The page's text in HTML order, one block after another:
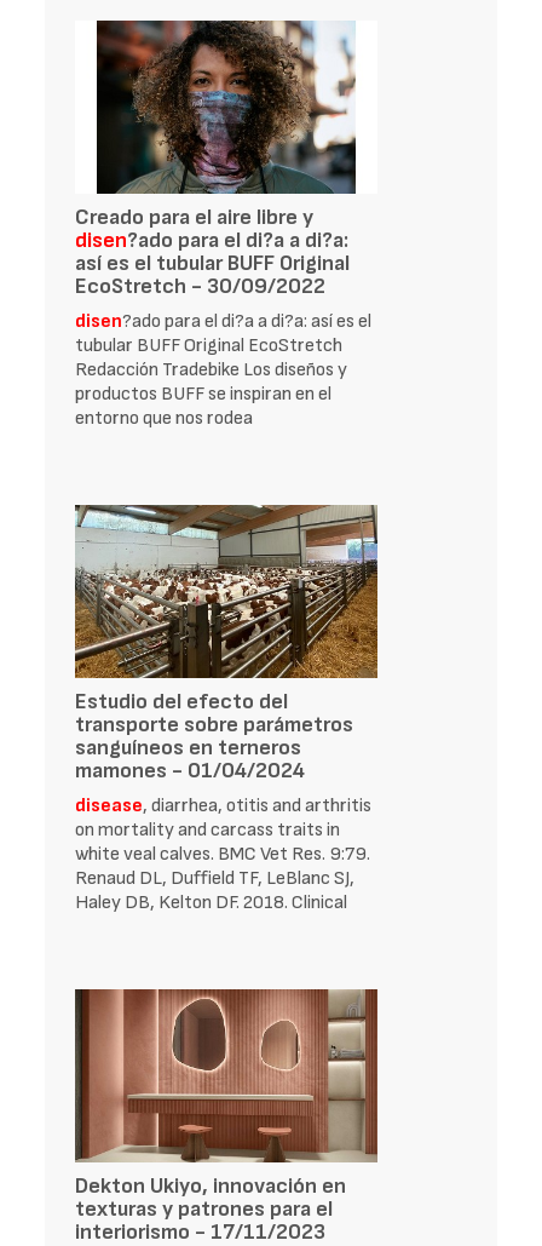
Creado para el aire libre y
disen?ado para el di?a a di?a:
así es el tubular BUFF Original
EcoStretch - 30/09/2022
disen?ado para el di?a a di?a: así es el
tubular BUFF Original EcoStretch
Redacción Tradebike Los diseños y
productos BUFF se inspiran en el
entorno que nos rodea
Estudio del efecto del
transporte sobre parámetros
sanguíneos en terneros
mamones - 01/04/2024
disease, diarrhea, otitis and arthritis
on mortality and carcass traits in
white veal calves. BMC Vet Res. 9:79.
Renaud DL, Duffield TF, LeBlanc SJ,
Haley DB, Kelton DF. 2018. Clinical
Dekton Ukiyo, innovación en
texturas y patrones para el
interiorismo - 17/11/2023